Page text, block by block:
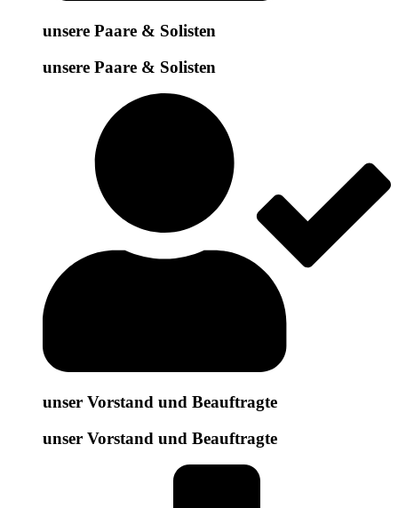
unsere Paare & Solisten
unsere Paare & Solisten
unser Vorstand und Beauftragte
unser Vorstand und Beauftragte